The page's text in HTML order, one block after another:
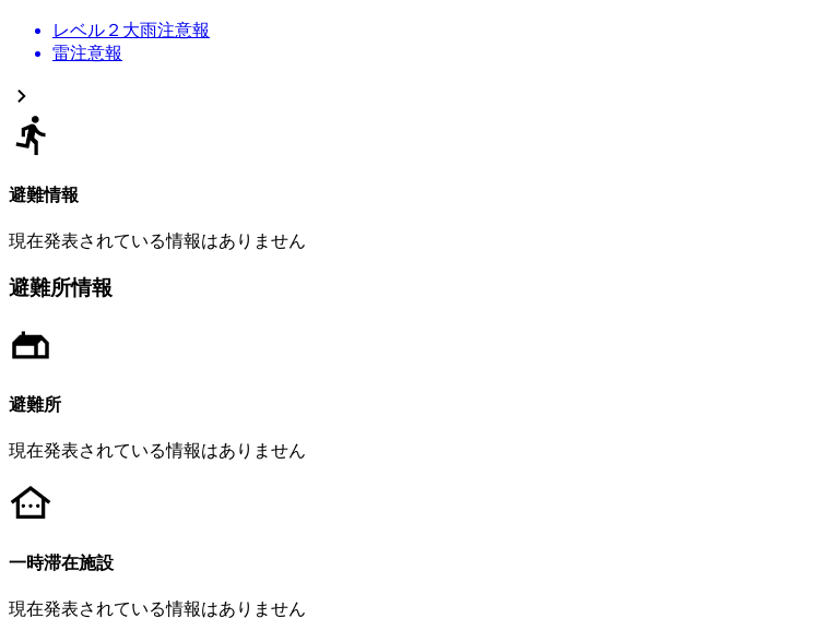
レベル２大雨注意報
雷注意報
避難情報
現在発表されている情報はありません
避難所情報
避難所
現在発表されている情報はありません
一時滞在施設
現在発表されている情報はありません